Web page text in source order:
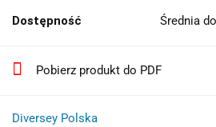
Dostępność Średnia
Pobierz produkt do PDF
Diversey Polska